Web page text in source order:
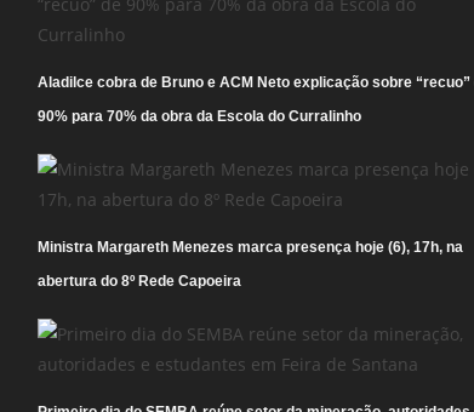
Aladilce cobra de Bruno e ACM Neto explicação sobre “recuo”
90% para 70% da obra da Escola do Curralinho
Ministra Margareth Menezes marca presença hoje (6), 17h, na
abertura do 8º Rede Capoeira